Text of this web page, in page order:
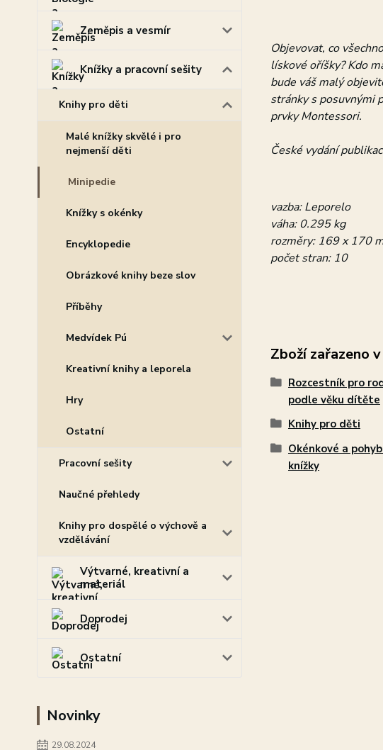
Zeměpis a vesmír
Knížky a pracovní sešity
Knihy pro děti
Malé knížky skvělé i pro
nejmenší děti
Minipedie
Knížky s okénky
Encyklopedie
Obrázkové knihy beze slov
Příběhy
Medvídek Pú
Kreativní knihy a leporela
Hry
Ostatní
Pracovní sešity
Naučné přehledy
Knihy pro dospělé o výchově a
vzdělávání
Výtvarné, kreativní a
materiál
Doprodej
Ostatní
Novinky
29.08.2024
Objevovat, co
lískové oříšky? Kdo
bude váš malý
stránky s posuvnými
prvky Montessori.
České vydání
vazba: Leporelo
váha: 0.295 kg
rozměry: 169 x 170
počet stran: 10
Zboží zařazeno
Rozcestník pro
podle věku dítěte
Knihy pro děti
Okénkové a
knížky